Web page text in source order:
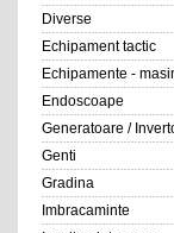
Diverse
Echipament tactic
Echipamente -
Endoscoape
Generatoare /
Genti
Gradina
Imbracaminte